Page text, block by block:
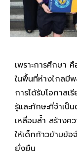
เพราะการศึกษา
ในพื้นที่ห่างไกลมี
การได้รับโอกาสเ
รู้และทักษะที่จำเ
เหลื่อมล้ำ สร้างค
ให้เด็กก้าวข้ามข้
ยั่งยืน